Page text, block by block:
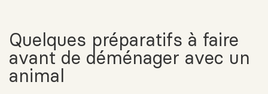
Quelques préparatifs à faire
avant de déménager avec un
animal